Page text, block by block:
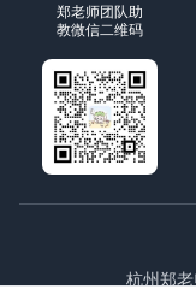
郑老师团队助
教微信二维码
杭州郑